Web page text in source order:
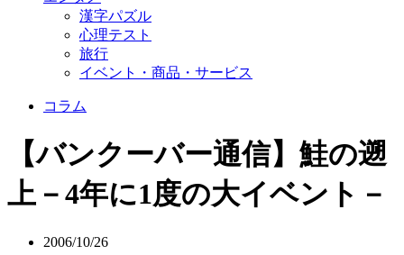
漢字パズル
心理テスト
旅行
イベント・商品・サービス
コラム
【バンクーバー通信】鮭の遡
上－4年に1度の大イベント－
2006/10/26